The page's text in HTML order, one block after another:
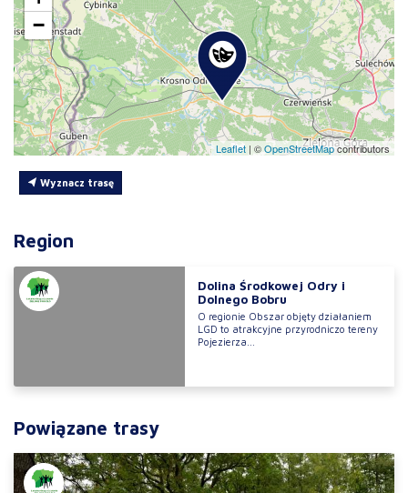
−
Leaflet | ©OpenStreetMapcontributors
Wyznacz trasę
Region
Dolina Środkowej Odry i
Dolnego Bobru
O regionie Obszar objęty działaniem
LGD to atrakcyjne przyrodniczo tereny
Pojezierza...
Powiązane trasy